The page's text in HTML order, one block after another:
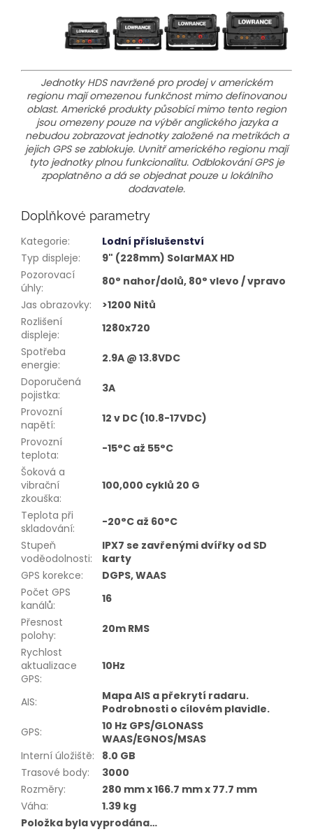
Jednotky HDS navržené pro prodej v americkém
regionu mají omezenou funkčnost mimo definovanou
oblast. Americké produkty působící mimo tento region
jsou omezeny pouze na výběr anglického jazyka a
nebudou zobrazovat jednotky založené na metrikách a
jejich GPS se zablokuje. Uvnitř amerického regionu mají
tyto jednotky plnou funkcionalitu. Odblokování GPS je
zpoplatněno a dá se objednat pouze u lokálního
dodavatele.
Doplňkové parametry
Kategorie:
Lodní příslušenství
Typ displeje:
9" (228mm) SolarMAX HD
Pozorovací
úhly:
80° nahor/dolů, 80° vlevo / vpravo
Jas obrazovky:
>1200 Nitů
Rozlišení
displeje:
1280x720
Spotřeba
energie:
2.9A @ 13.8VDC
Doporučená
pojistka:
3A
Provozní
napětí:
12 v DC (10.8-17VDC)
Provozní
teplota:
-15°C až 55°C
Šoková a
vibrační
zkouška:
100,000 cyklů 20 G
Teplota při
skladování:
-20°C až 60°C
Stupeň
voděodolnosti:
IPX7 se zavřenými dvířky od SD
karty
GPS korekce:
DGPS, WAAS
Počet GPS
kanálů:
16
Přesnost
polohy:
20m RMS
Rychlost
aktualizace
GPS:
10Hz
AIS:
Mapa AIS a překrytí radaru.
Podrobnosti o cílovém plavidle.
GPS:
10 Hz GPS/GLONASS
WAAS/EGNOS/MSAS
Interní úložiště:
8.0 GB
Trasové body:
3000
Rozměry:
280 mm x 166.7 mm x 77.7 mm
Váha:
1.39 kg
Položka byla vyprodána…